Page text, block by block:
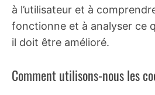
à l’utilisateur et à
fonctionne et à analyser ce
il doit être amélioré.
Comment utilisons-nous les